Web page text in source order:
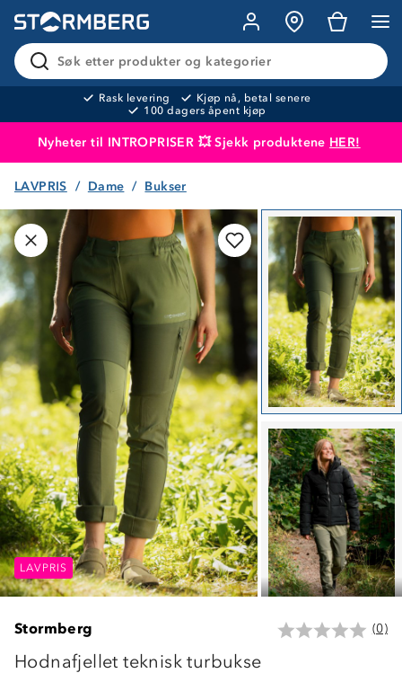
Søk etter produkter og kategorier
Rask levering
Kjøp nå, betal senere
100 dagers åpent kjøp
Nyheter til INTROPRISER 💥 Sjekk produktene HER!
Produktet er lagt i handlekurven
LAVPRIS Dame Bukser
LAVPRIS LAVPRIS
LAVPRIS
Stormberg (0)
Hodnafjellet teknisk turbukse